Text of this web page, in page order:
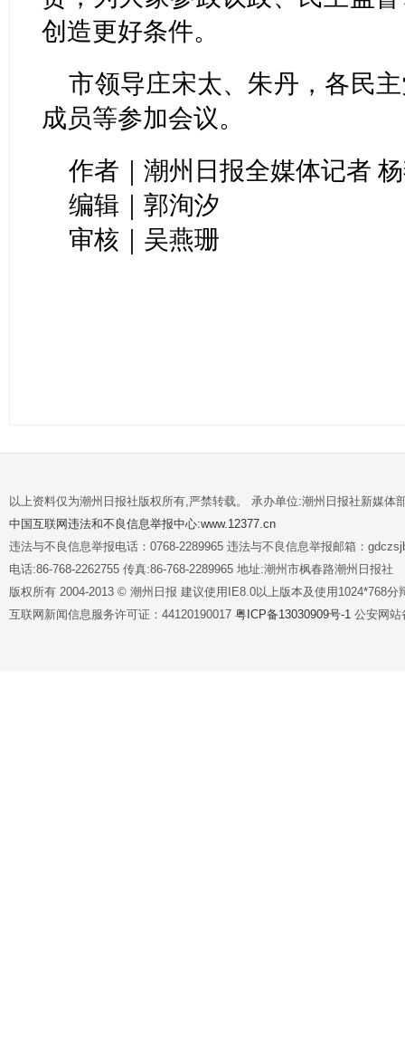
创造更好条件。
市领导庄宋太、朱丹，各民
成员等参加会议。
作者｜潮州日报全媒体记者
编辑｜郭洵汐
审核｜吴燕珊
以上资料仅为潮州日报社版权所有,严禁转载。 承办单位:潮州日报社新媒体
中国互联网违法和不良信息举报中心:www.12377.cn
违法与不良信息举报电话：0768-2289965 违法与不良信息举报邮箱：
电话:86-768-2262755 传真:86-768-2289965 地址:潮州市枫春路潮州日报社
版权所有 2004-2013 © 潮州日报 建议使用IE8.0以上版本及使用1024*768分
互联网新闻信息服务许可证：44120190017 粤ICP备13030909号-1 公安网站